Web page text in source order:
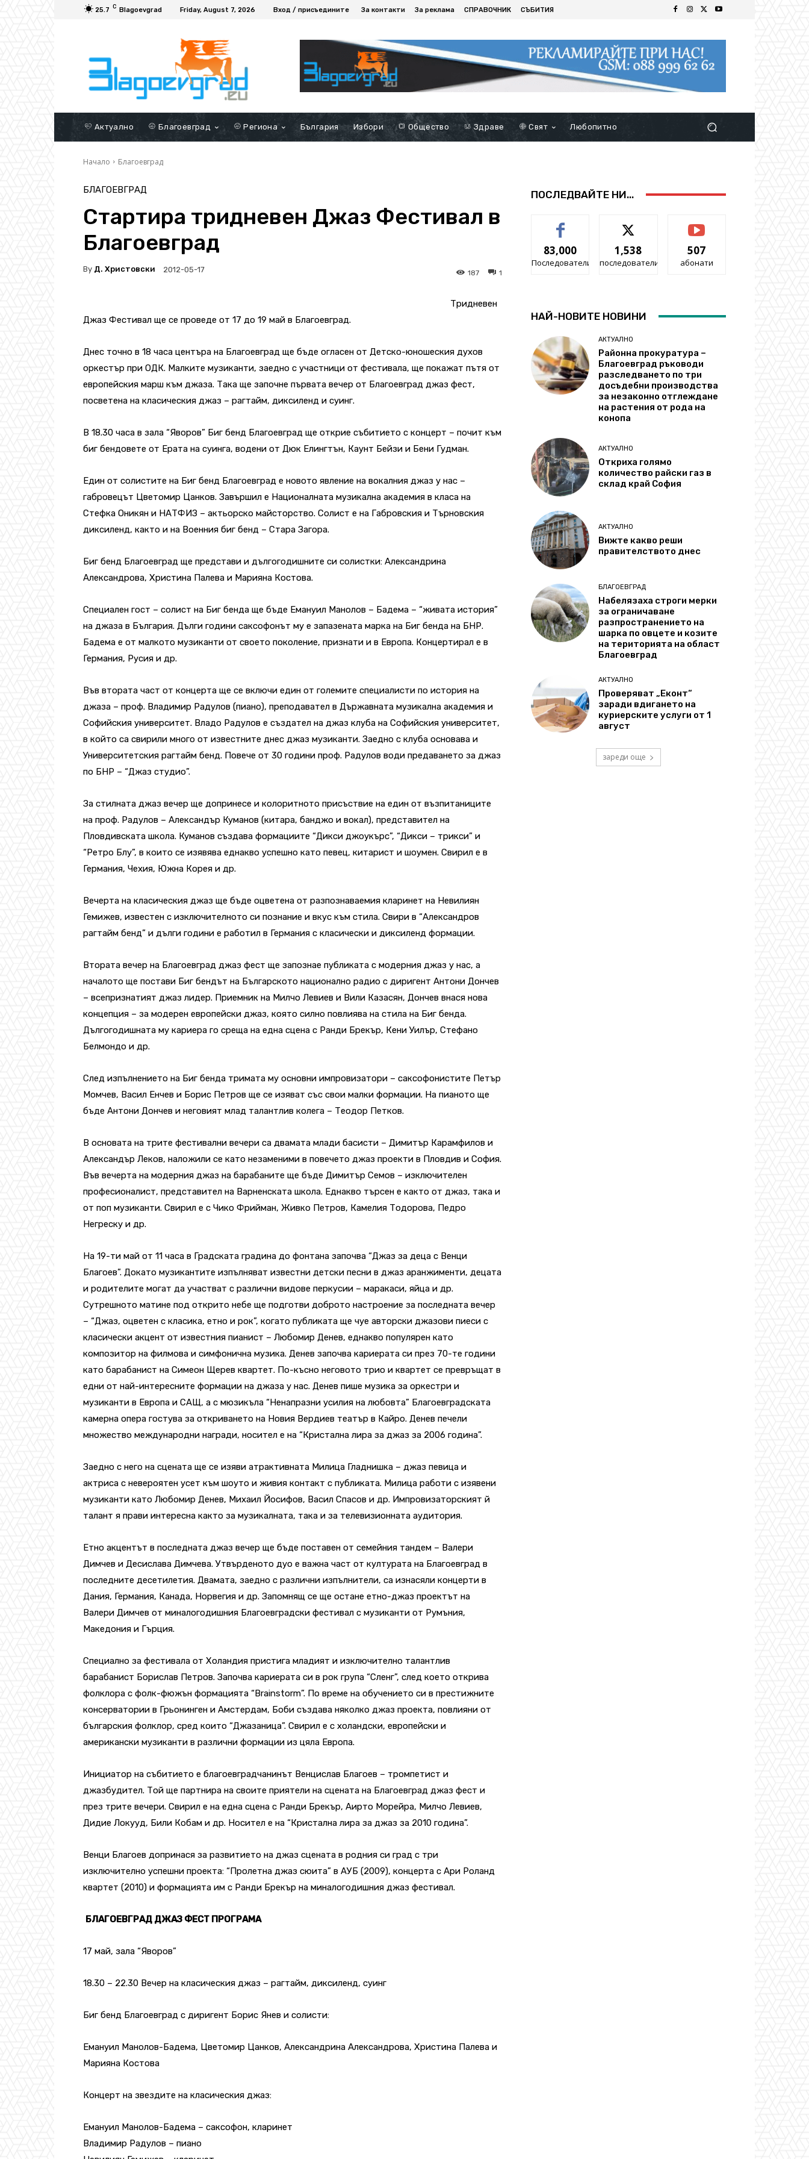
25.7 C Blagoevgrad Friday, August 7, 2026 Вход / присъедините За контакти За реклама СПРАВОЧНИК СЪБИТИЯ
Актуално Благоевград Региона България Избори Общество Здраве Свят Любопитно
Начало Благоевград
БЛАГОЕВГРАД
Стартира тридневен Джаз Фестивал в
Благоевград
By Д. Христовски 2012-05-17 1
187
Tридневен
Джаз Фестивал ще се проведе от 17 до 19 май в Благоевград.
Днес точно в 18 часа центъра на Благоевград ще бъде огласен от Детско-юношеския духов
оркестър при ОДК. Малките музиканти, заедно с участници от фестивала, ще покажат пътя от
европейския марш към джаза. Така ще започне първата вечер от Благоевград джаз фест,
посветена на класическия джаз – рагтайм, диксиленд и суинг.
В 18.30 часа в зала “Яворов” Биг бенд Благоевград ще открие събитието с концерт – почит към
биг бендовете от Ерата на суинга, водени от Дюк Елингтън, Каунт Бейзи и Бени Гудман.
Един от солистите на Биг бенд Благоевград е новото явление на вокалния джаз у нас –
габровецът Цветомир Цанков. Завършил е Националната музикална академия в класа на
Стефка Оникян и НАТФИЗ – актьорско майсторство. Солист е на Габровския и Търновския
диксиленд, както и на Военния биг бенд – Стара Загора.
Биг бенд Благоевград ще представи и дългогодишните си солистки: Александрина
Александрова, Христина Палева и Марияна Костова.
Специален гост – солист на Биг бенда ще бъде Емануил Манолов – Бадема – “живата история”
на джаза в България. Дълги години саксофонът му е запазената марка на Биг бенда на БНР.
Бадема е от малкото музиканти от своето поколение, признати и в Европа. Концертирал е в
Германия, Русия и др.
Във втората част от концерта ще се включи един от големите специалисти по история на
джаза – проф. Владимир Радулов (пиано), преподавател в Държавната музикална академия и
Софийския университет. Владо Радулов е създател на джаз клуба на Софийския университет,
в който са свирили много от известните днес джаз музиканти. Заедно с клуба основава и
Университетския рагтайм бенд. Повече от 30 години проф. Радулов води предаването за джаз
по БНР – “Джаз студио”.
За стилната джаз вечер ще допринесе и колоритното присъствие на един от възпитаниците
на проф. Радулов – Александър Куманов (китара, банджо и вокал), представител на
Пловдивската школа. Куманов създава формациите “Дикси джоукърс”, “Дикси – трикси” и
“Ретро Блу”, в които се изявява еднакво успешно като певец, китарист и шоумен. Свирил е в
Германия, Чехия, Южна Корея и др.
Вечерта на класическия джаз ще бъде оцветена от разпознаваемия кларинет на Невилиян
Гемижев, известен с изключителното си познание и вкус към стила. Свири в “Александров
рагтайм бенд” и дълги години е работил в Германия с класически и диксиленд формации.
Втората вечер на Благоевград джаз фест ще запознае публиката с модерния джаз у нас, а
началото ще постави Биг бендът на Българското национално радио с диригент Антони Дончев
– всепризнатият джаз лидер. Приемник на Милчо Левиев и Вили Казасян, Дончев внася нова
концепция – за модерен европейски джаз, която силно повлиява на стила на Биг бенда.
Дългогодишната му кариера го среща на една сцена с Ранди Брекър, Кени Уилър, Стефано
Белмондо и др.
След изпълнението на Биг бенда тримата му основни импровизатори – саксофонистите Петър
Момчев, Васил Енчев и Борис Петров ще се изяват със свои малки формации. На пианото ще
бъде Антони Дончев и неговият млад талантлив колега – Теодор Петков.
В основата на трите фестивални вечери са двамата млади басисти – Димитър Карамфилов и
Александър Леков, наложили се като незаменими в повечето джаз проекти в Пловдив и София.
Във вечерта на модерния джаз на барабаните ще бъде Димитър Семов – изключителен
професионалист, представител на Варненската школа. Еднакво търсен е както от джаз, така и
от поп музиканти. Свирил е с Чико Фрийман, Живко Петров, Камелия Тодорова, Педро
Негреску и др.
На 19-ти май от 11 часа в Градската градина до фонтана започва “Джаз за деца с Венци
Благоев”. Докато музикантите изпълняват известни детски песни в джаз аранжименти, децата
и родителите могат да участват с различни видове перкусии – маракаси, яйца и др.
Сутрешното матине под открито небе ще подготви доброто настроение за последната вечер
– “Джаз, оцветен с класика, етно и рок”, когато публиката ще чуе авторски джазови пиеси с
класически акцент от известния пианист – Любомир Денев, еднакво популярен като
композитор на филмова и симфонична музика. Денев започва кариерата си през 70-те години
като барабанист на Симеон Щерев квартет. По-късно неговото трио и квартет се превръщат в
едни от най-интересните формации на джаза у нас. Денев пише музика за оркестри и
музиканти в Европа и САЩ, а с мюзикъла “Ненапразни усилия на любовта” Благоевградската
камерна опера гостува за откриването на Новия Вердиев театър в Кайро. Денев печели
множество международни награди, носител е на “Кристална лира за джаз за 2006 година”.
Заедно с него на сцената ще се изяви атрактивната Милица Гладнишка – джаз певица и
актриса с невероятен усет към шоуто и живия контакт с публиката. Милица работи с изявени
музиканти като Любомир Денев, Михаил Йосифов, Васил Спасов и др. Импровизаторският й
талант я прави интересна както за музикалната, така и за телевизионната аудитория.
Етно акцентът в последната джаз вечер ще бъде поставен от семейния тандем – Валери
Димчев и Десислава Димчева. Утвърденото дуо е важна част от културата на Благоевград в
последните десетилетия. Двамата, заедно с различни изпълнители, са изнасяли концерти в
Дания, Германия, Канада, Норвегия и др. Запомнящ се ще остане етно-джаз проектът на
Валери Димчев от миналогодишния Благоевградски фестивал с музиканти от Румъния,
Македония и Гърция.
Специално за фестивала от Холандия пристига младият и изключително талантлив
барабанист Борислав Петров. Започва кариерата си в рок група “Сленг”, след което открива
фолклора с фолк-фюжън формацията “Brainstorm”. По време на обучението си в престижните
консерватории в Грьонинген и Амстердам, Боби създава няколко джаз проекта, повлияни от
българския фолклор, сред които “Джазаница”. Свирил е с холандски, европейски и
американски музиканти в различни формации из цяла Европа.
Инициатор на събитието е благоевградчанинът Венцислав Благоев – тромпетист и
джазбудител. Той ще партнира на своите приятели на сцената на Благоевград джаз фест и
през трите вечери. Свирил е на една сцена с Ранди Брекър, Аирто Морейра, Милчо Левиев,
Дидие Локууд, Били Кобам и др. Носител е на “Кристална лира за джаз за 2010 година”.
Венци Благоев допринася за развитието на джаз сцената в родния си град с три
изключително успешни проекта: “Пролетна джаз сюита” в АУБ (2009), концерта с Ари Роланд
квартет (2010) и формацията им с Ранди Брекър на миналогодишния джаз фестивал.
БЛАГОЕВГРАД ДЖАЗ ФЕСТ ПРОГРАМА
17 май, зала “Яворов”
18.30 – 22.30 Вечер на класическия джаз – рагтайм, диксиленд, суинг
Биг бенд Благоевград с диригент Борис Янев и солисти:
Емануил Манолов-Бадема, Цветомир Цанков, Александрина Александрова, Христина Палева и
Марияна Костова
Концерт на звездите на класическия джаз:
Емануил Манолов-Бадема – саксофон, кларинет
Владимир Радулов – пиано
ПОСЛЕДВАЙТЕ НИ...
83,000
Последователи
1,538
последователи
507
абонати
НАЙ-НОВИТЕ НОВИНИ
АКТУАЛНО
Районна прокуратура –
Благоевград ръководи
разследването по три
досъдебни производства
за незаконно отглеждане
на растения от рода на
конопа
АКТУАЛНО
Откриха голямо
количество райски газ в
склад край София
АКТУАЛНО
Вижте какво реши
правителството днес
БЛАГОЕВГРАД
Набелязаха строги мерки
за ограничаване
разпространението на
шарка по овцете и козите
на територията на област
Благоевград
АКТУАЛНО
Проверяват „Еконт“
заради вдигането на
куриерските услуги от 1
август
зареди още